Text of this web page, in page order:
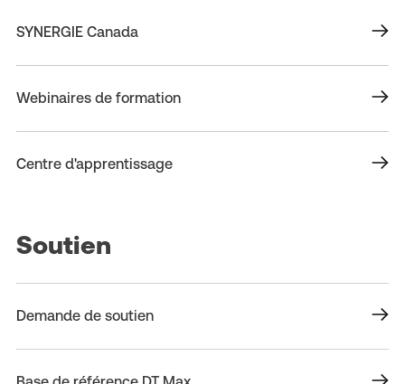
SYNERGIE Canada
Webinaires de formation
Centre d'apprentissage
Soutien
Demande de soutien